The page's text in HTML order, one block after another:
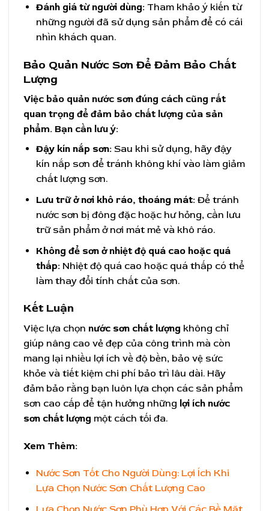
Đánh giá từ người dùng:Tham khảo ý kiến từ
những người đã sử dụng sản phẩm để có cái
nhìn khách quan.
Bảo Quản Nước Sơn Để Đảm Bảo Chất
Lượng
Việc bảo quản nước sơn đúng cách cũng rất
quan trọng để đảm bảo chất lượng của sản
phẩm. Bạn cần lưu ý:
Đậy kín nắp sơn:Sau khi sử dụng, hãy đậy
kín nắp sơn để tránh không khí vào làm giảm
chất lượng sơn.
Lưu trữ ở nơi khô ráo, thoáng mát:Để tránh
nước sơn bị đông đặc hoặc hư hỏng, cần lưu
trữ sản phẩm ở nơi mát mẻ và khô ráo.
Không để sơn ở nhiệt độ quá cao hoặc quá
thấp:Nhiệt độ quá cao hoặc quá thấp có thể
làm thay đổi tính chất của sơn.
Kết Luận
Việc lựa chọn nước sơn chất lượng không chỉ
giúp nâng cao vẻ đẹp của công trình mà còn
mang lại nhiều lợi ích về độ bền, bảo vệ sức
khỏe và tiết kiệm chi phí bảo trì lâu dài. Hãy
đảm bảo rằng bạn luôn lựa chọn các sản phẩm
sơn cao cấp để tận hưởng những lợi ích nước
sơn chất lượng một cách tối đa.
Xem Thêm:
Nước Sơn Tốt Cho Người Dùng: Lợi Ích Khi
Lựa Chọn Nước Sơn Chất Lượng Cao